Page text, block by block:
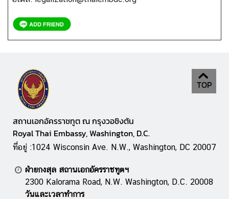
TOP
สถานเอกอัครราชทูต ณ กรุงวอชิงตัน
Royal Thai Embassy, Washington, D.C.
ที่อยู่ :1024 Wisconsin Ave. N.W., Washington, DC 20007
ฝ่ายกงสุล สถานเอกอัครราชทูตฯ
2300 Kalorama Road, N.W. Washington, D.C. 20008
วันและเวลาทำการ